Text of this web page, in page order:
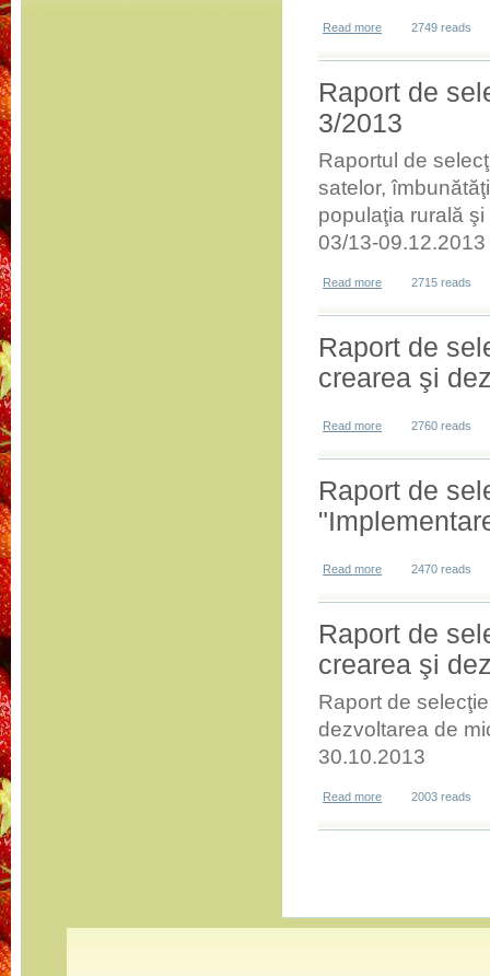
Read more about Raport de
2749 reads
Raport de
3/2013
Raportul de
satelor,
populaţia rurală
03/13-09.12.2013
Read more about Raport de
2715 reads
Raport de
crearea şi
Read more about Raport de
2760 reads
Raport de
Read more about Raport de
2470 reads
Raport de
crearea şi
Raport de
dezvoltarea de
30.10.2013
Read more about Raport de
2003 reads